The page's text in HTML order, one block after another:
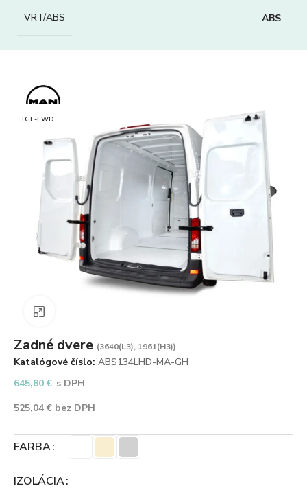
VRT/ABS ABS
TGE-FWD
Zadné dvere (3640(L3), 1961(H3))
Katalógové číslo: ABS134LHD-MA-GH
645,80€ s DPH
525,04€ bez DPH
FARBA
IZOLÁCIA